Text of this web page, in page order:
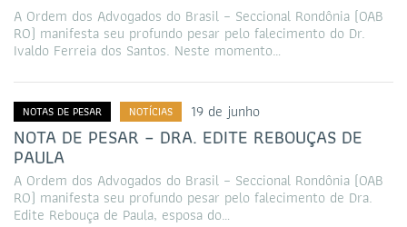
A Ordem dos Advogados do Brasil – Seccional Rondônia (OAB
RO) manifesta seu profundo pesar pelo falecimento do Dr.
Ivaldo Ferreia dos Santos. Neste momento…
NOTAS DE PESAR NOTÍCIAS 19 de junho
NOTA DE PESAR – DRA. EDITE REBOUÇAS DE
PAULA
A Ordem dos Advogados do Brasil – Seccional Rondônia (OAB
RO) manifesta seu profundo pesar pelo falecimento de Dra.
Edite Rebouça de Paula, esposa do…